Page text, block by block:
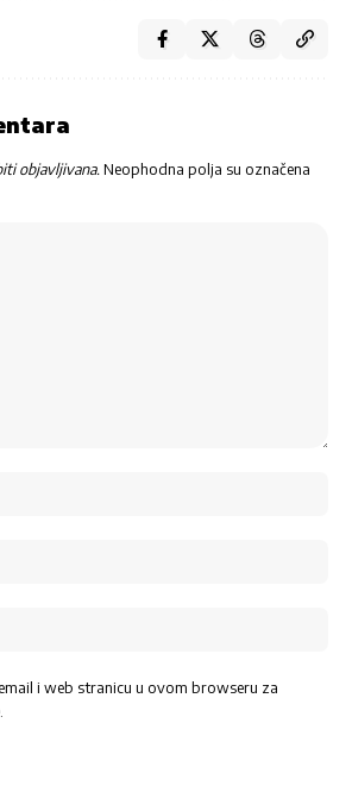
objavljivana. Neophodna polja su označena
i web stranicu u ovom browseru za